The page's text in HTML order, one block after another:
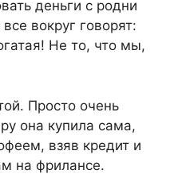
деньги с родни
вокруг говорят:
Не то, что мы,
Просто очень
она купила сама,
взяв кредит и
на фрилансе.